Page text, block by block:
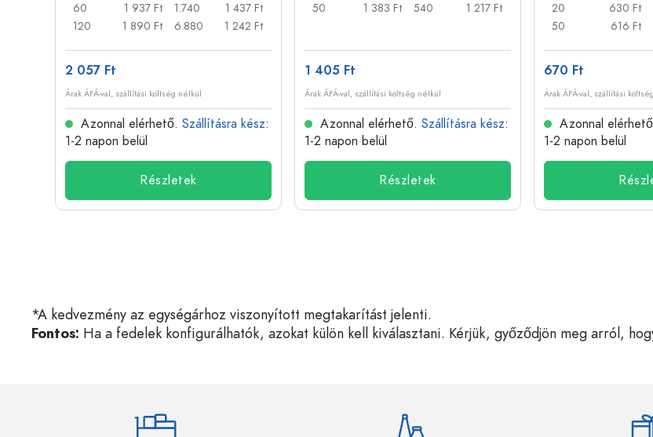
60
1 937 Ft
120
1 890 Ft
1.740
1 437 Ft
6.880
1 242 Ft
2 057 Ft
Árak ÁFÁ-val, szállítási költség nélkül
Azonnal elérhető. Szállításra kész:
1-2 napon belül
Részletek
50
1 383 Ft
540
1 217 Ft
1 405 Ft
Árak ÁFÁ-val, szállítási költség nélkül
Azonnal elérhető. Szállításra kész:
1-2 napon belül
Részletek
20
630 Ft
50
616 Ft
670 Ft
Árak ÁFÁ-val, szállítási
Azonnal
1-2 napon belül
*A kedvezmény az egységárhoz viszonyított megtakarítást jelenti.
Fontos: Ha a fedelek konfigurálhatók, azokat külön kell kiválasztani. Kérjük, győződjön meg arról,